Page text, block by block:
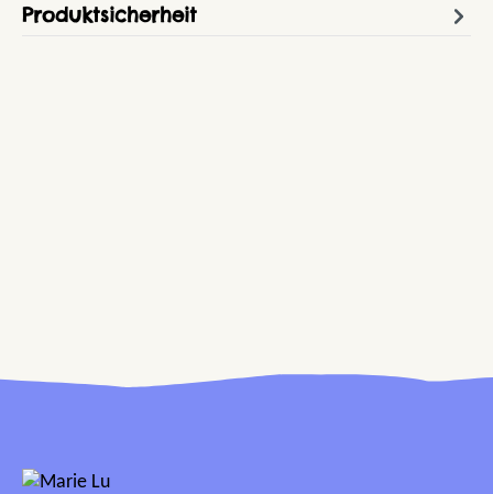
Produktsicherheit